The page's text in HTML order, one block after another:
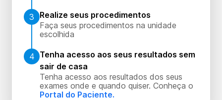
3
Realize seus procedimentos
Faça seus procedimentos na unidade
escolhida
4 Tenha acesso aos seus resultados sem
sair de casa
Tenha acesso aos resultados dos seus
exames onde e quando quiser. Conheça o
Portal do Paciente.